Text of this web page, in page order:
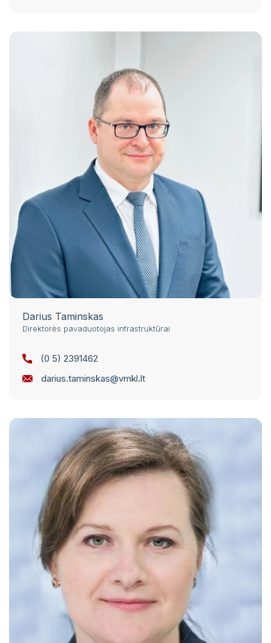
Darius Taminskas
Direktorės pavaduotojas infrastruktūrai
(0 5) 2391462
darius.taminskas@vmkl.lt